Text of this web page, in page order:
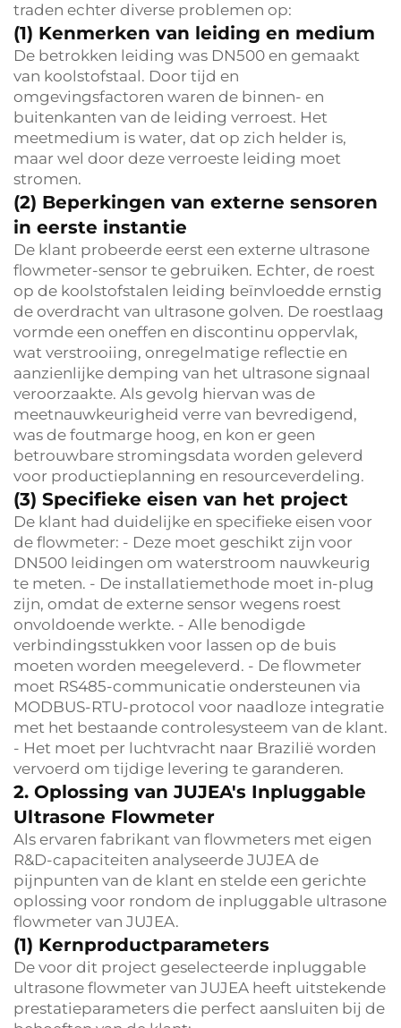
traden echter diverse problemen op:
(1) Kenmerken van leiding en medium
De betrokken leiding was DN500 en gemaakt
van koolstofstaal. Door tijd en
omgevingsfactoren waren de binnen- en
buitenkanten van de leiding verroest. Het
meetmedium is water, dat op zich helder is,
maar wel door deze verroeste leiding moet
stromen.
(2) Beperkingen van externe sensoren
in eerste instantie
De klant probeerde eerst een externe ultrasone
flowmeter-sensor te gebruiken. Echter, de roest
op de koolstofstalen leiding beïnvloedde ernstig
de overdracht van ultrasone golven. De roestlaag
vormde een oneffen en discontinu oppervlak,
wat verstrooiing, onregelmatige reflectie en
aanzienlijke demping van het ultrasone signaal
veroorzaakte. Als gevolg hiervan was de
meetnauwkeurigheid verre van bevredigend,
was de foutmarge hoog, en kon er geen
betrouwbare stromingsdata worden geleverd
voor productieplanning en resourceverdeling.
(3) Specifieke eisen van het project
De klant had duidelijke en specifieke eisen voor
de flowmeter: - Deze moet geschikt zijn voor
DN500 leidingen om waterstroom nauwkeurig
te meten. - De installatiemethode moet in-plug
zijn, omdat de externe sensor wegens roest
onvoldoende werkte. - Alle benodigde
verbindingsstukken voor lassen op de buis
moeten worden meegeleverd. - De flowmeter
moet RS485-communicatie ondersteunen via
MODBUS-RTU-protocol voor naadloze integratie
met het bestaande controlesysteem van de klant.
- Het moet per luchtvracht naar Brazilië worden
vervoerd om tijdige levering te garanderen.
2. Oplossing van JUJEA's Inpluggable
Ultrasone Flowmeter
Als ervaren fabrikant van flowmeters met eigen
R&D-capaciteiten analyseerde JUJEA de
pijnpunten van de klant en stelde een gerichte
oplossing voor rondom de inpluggable ultrasone
flowmeter van JUJEA.
(1) Kernproductparameters
De voor dit project geselecteerde inpluggable
ultrasone flowmeter van JUJEA heeft uitstekende
prestatieparameters die perfect aansluiten bij de